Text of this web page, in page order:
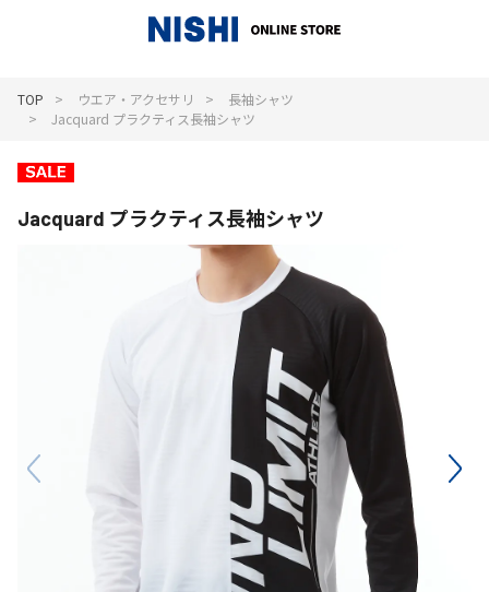
TOP ウエア・アクセサリ
長袖シャツ
Jacquard プラクティス長袖シャツ
Jacquard プラクティス長袖シャツ